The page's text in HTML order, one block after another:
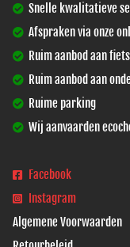
Snelle kwalitatieve
Afspraken via onze
Ruim aanbod aan
Ruim aanbod aan
Ruime parking
Wij aanvaarden
Facebook
Instagram
Algemene Voorwaarden